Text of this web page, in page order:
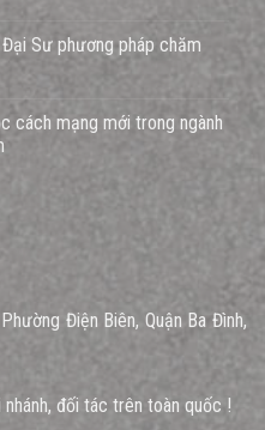
Sư phương pháp chăm
cách mạng mới trong ngành
Điện Biên, Quận Ba Đình,
đối tác trên toàn quốc !